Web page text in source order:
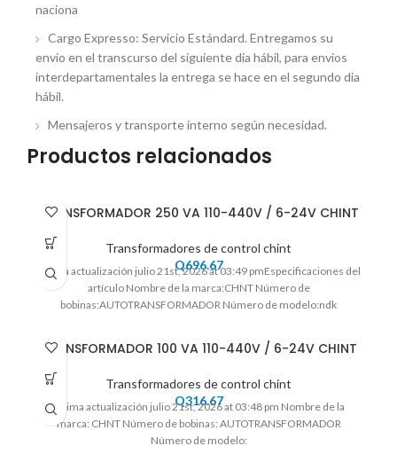
naciona
Cargo Expresso: Servicio Estándard. Entregamos su
envio en el transcurso del siguiente dia hábil, para envios
interdepartamentales la entrega se hace en el segundo dia
hábil.
Mensajeros y transporte interno según necesidad.
Productos relacionados
TRANSFORMADOR 250 VA 110-440V / 6-24V CHINT
Transformadores de control chint
Q696.67
Ultima actualización julio 21st, 2026 at 03:49 pmEspecificaciones del
artículo Nombre de la marca:CHNT Número de
bobinas:AUTOTRANSFORMADOR Número de modelo:ndk
TRANSFORMADOR 100 VA 110-440V / 6-24V CHINT
Transformadores de control chint
Q316.67
Ultima actualización julio 21st, 2026 at 03:48 pm Nombre de la
marca: CHNT Número de bobinas: AUTOTRANSFORMADOR
Número de modelo: